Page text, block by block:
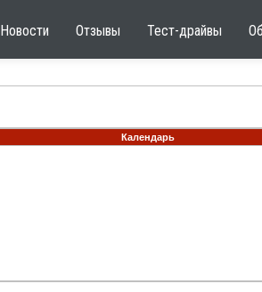
Новости Отзывы Тест-драйвы
Календарь